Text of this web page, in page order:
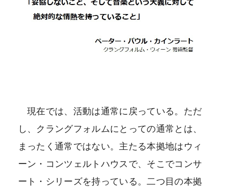
現在では、活動は通常に戻っている。ただ
し、クラングフォルムにとっての通常とは、
まったく通常ではない。主たる本拠地はウィ
ーン・コンツェルトハウスで、そこでコンサ
ート・シリーズを持っている。二つ目の本拠